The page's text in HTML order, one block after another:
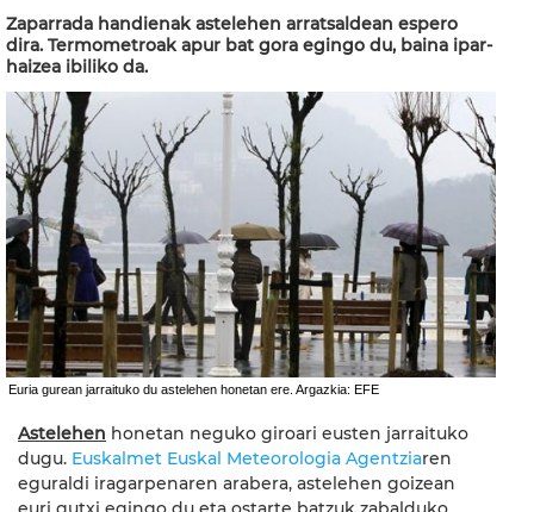
Zaparrada handienak astelehen arratsaldean espero
dira. Termometroak apur bat gora egingo du, baina ipar-
haizea ibiliko da.
Euria gurean jarraituko du astelehen honetan ere. Argazkia: EFE
Astelehen honetan neguko giroari eusten jarraituko
dugu. Euskalmet Euskal Meteorologia Agentziaren
eguraldi iragarpenaren arabera, astelehen goizean